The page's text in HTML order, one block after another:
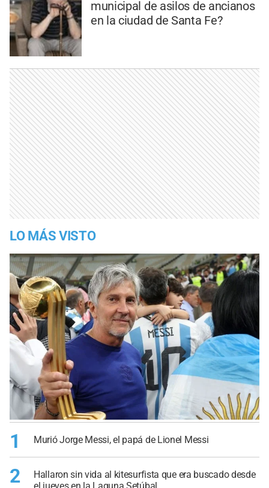
municipal de asilos de ancianos
en la ciudad de Santa Fe?
LO MÁS VISTO
1 Murió Jorge Messi, el papá de Lionel Messi
2
Hallaron sin vida al kitesurfista que era buscado desde